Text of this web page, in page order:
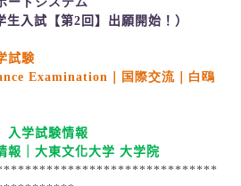
生入試【第2 回】出願開始！）
試験
Examination ｜国際交流｜白鴎
学試験情報
報｜大東文化大学 大学院